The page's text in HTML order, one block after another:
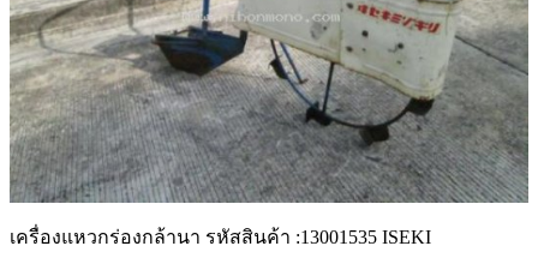
เครื่องแหวกร่องกล้านา รหัสสินค้า :13001535 ISEKI